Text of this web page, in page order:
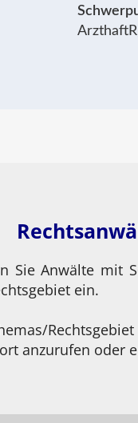
Sie Anwälte mit
ein.
anzurufen oder